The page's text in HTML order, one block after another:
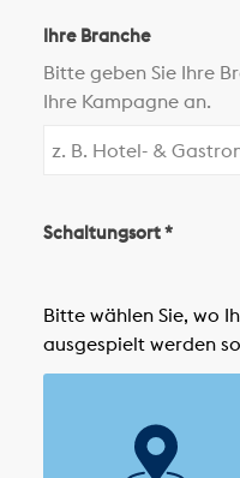
Ihre Branche
Bitte geben Sie Ihre
Ihre Kampagne an.
Schaltungsort *
Bitte wählen Sie, wo
ausgespielt werden